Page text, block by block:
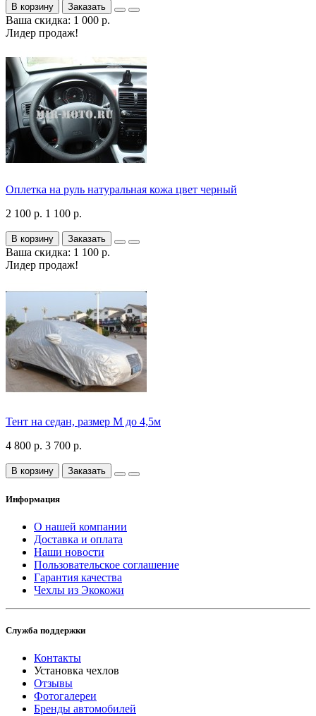
В корзину Заказать
Ваша скидка: 1 000 р.
Лидер продаж!
Оплетка на руль натуральная кожа цвет черный
2 100 р. 1 100 р.
В корзину Заказать
Ваша скидка: 1 100 р.
Лидер продаж!
Тент на седан, размер М до 4,5м
4 800 р. 3 700 р.
В корзину Заказать
Информация
О нашей компании
Доставка и оплата
Наши новости
Пользовательское соглашение
Гарантия качества
Чехлы из Экокожи
Служба поддержки
Контакты
Установка чехлов
Отзывы
Фотогалереи
Бренды автомобилей